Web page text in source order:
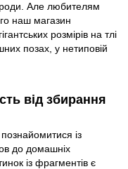
Але любителям
наш магазин
розмірів на тлі
позах, у нетиповій
від збирання
із
до домашніх
із фрагментів є